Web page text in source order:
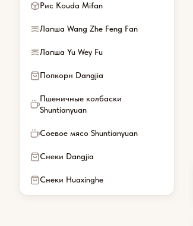
Рис Kouda Mifan
Лапша Wang Zhe Feng Fan
Лапша Yu Wey Fu
Попкорн Dangjia
Пшеничные колбаски
Shuntianyuan
Соевое мясо Shuntianyuan
Снеки Dangjia
Снеки Huaxinghe